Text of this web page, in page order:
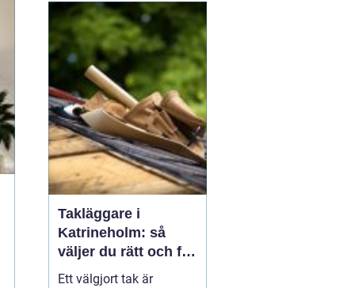
specialfordon.
Komposittillverkning
handlar om att
kombinera två eller fler
material för att skapa
något som...
Takläggare i
Katrineholm: så
väljer du rätt och får
ett tak som håller
Ett välgjort tak är